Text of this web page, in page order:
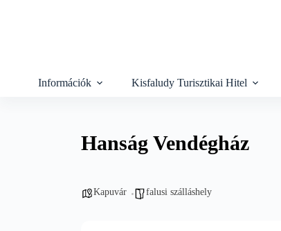
Információk Kisfaludy Turisztikai Hitel
Hanság Vendégház
Kapuvár falusi szálláshely